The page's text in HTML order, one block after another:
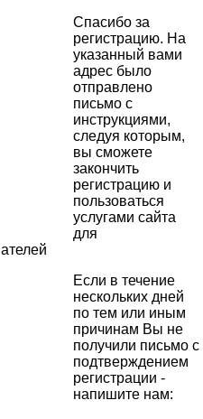
Спасибо за
регистрацию. На
указанный вами
адрес было
отправлено
письмо с
инструкциями,
следуя которым,
вы сможете
закончить
регистрацию и
пользоваться
услугами сайта
для
Если в течение
нескольких дней
по тем или иным
причинам Вы не
получили письмо с
подтверждением
регистрации -
напишите нам: